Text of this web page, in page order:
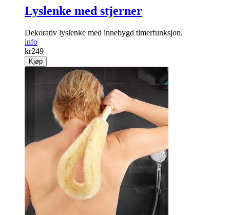
Lyslenke med stjerner
Dekorativ lyslenke med innebygd timerfunksjon.
info
kr249
Kjøp